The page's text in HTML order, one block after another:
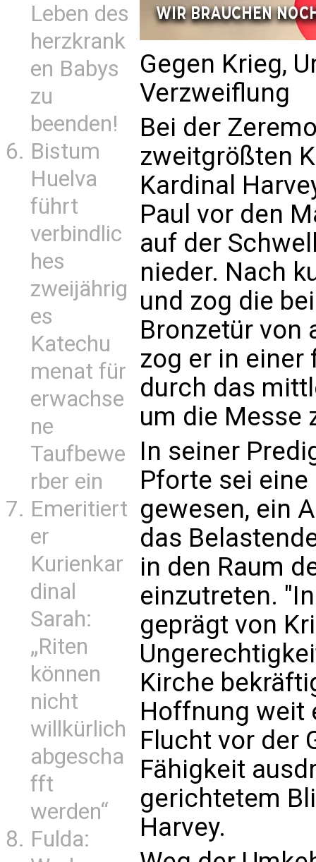
Leben des
herzkrank
en Babys
zu
beenden!
Bistum
Huelva
führt
verbindlic
hes
zweijährig
es
Katechu
menat für
erwachse
ne
Taufbewe
rber ein
Emeritiert
er
Kurienkar
dinal
Sarah:
„Riten
können
nicht
willkürlich
abgescha
fft
werden“
Fulda:
Gegen Krieg,
Verzweiflung
Bei der
zweitgrößten
Kardinal
Paul vor den
auf der
nieder. Nach
und zog die
Bronzetür von
zog er in
durch das
um die Messe
In seiner
Pforte sei
gewesen, ein
das
in den Raum
einzutreten.
geprägt von
Kirche
Hoffnung weit
Flucht vor der
Fähigkeit
gerichtetem
Harvey.